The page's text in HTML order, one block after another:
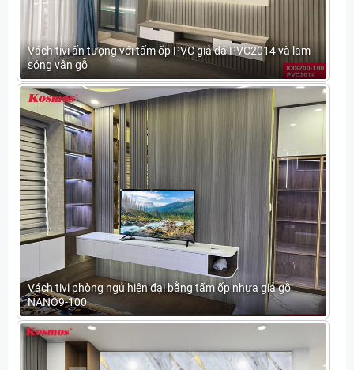
Vách tivi ấn tượng với tấm ốp PVC giả đá PVC2014 và lam
sóng vân gỗ
Vách tivi phòng ngủ hiện đại bằng tấm ốp nhựa giả gỗ
NANO9-100